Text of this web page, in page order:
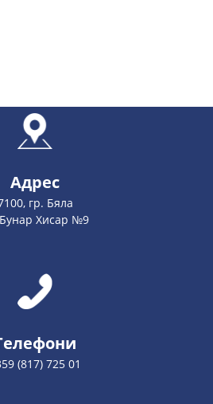
Адрес
гр. Бяла
Хисар №9
(817) 725 01